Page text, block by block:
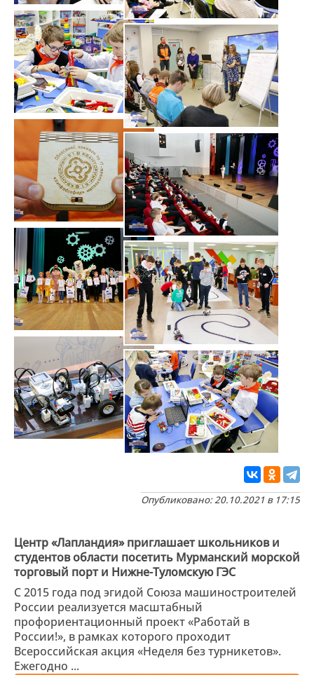
Опубликовано: 20.10.2021 в 17:15
Центр «Лапландия» приглашает школьников и
студентов области посетить Мурманский морской
торговый порт и Нижне-Туломскую ГЭС
С 2015 года под эгидой Союза машиностроителей
России реализуется масштабный
профориентационный проект «Работай в
России!», в рамках которого проходит
Всероссийская акция «Неделя без турникетов».
Ежегодно ...